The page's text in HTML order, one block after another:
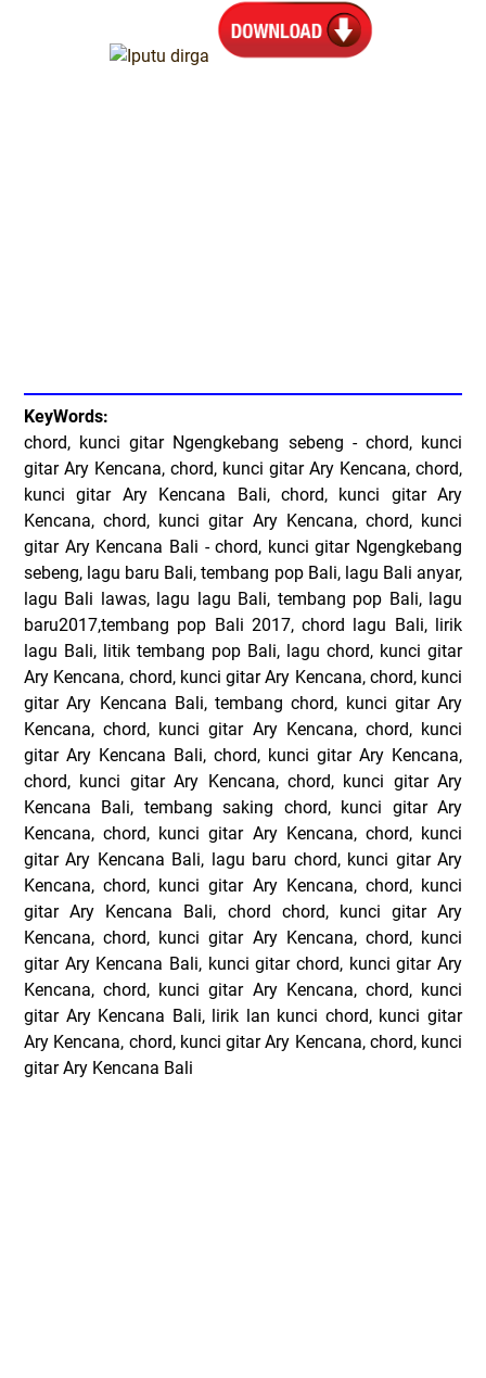
KeyWords:
chord, kunci gitar Ngengkebang sebeng - chord, kunci
gitar Ary Kencana, chord, kunci gitar Ary Kencana, chord,
kunci gitar Ary Kencana Bali, chord, kunci gitar Ary
Kencana, chord, kunci gitar Ary Kencana, chord, kunci
gitar Ary Kencana Bali - chord, kunci gitar Ngengkebang
sebeng, lagu baru Bali, tembang pop Bali, lagu Bali anyar,
lagu Bali lawas, lagu lagu Bali, tembang pop Bali, lagu
baru2017,tembang pop Bali 2017, chord lagu Bali, lirik
lagu Bali, litik tembang pop Bali, lagu chord, kunci gitar
Ary Kencana, chord, kunci gitar Ary Kencana, chord, kunci
gitar Ary Kencana Bali, tembang chord, kunci gitar Ary
Kencana, chord, kunci gitar Ary Kencana, chord, kunci
gitar Ary Kencana Bali, chord, kunci gitar Ary Kencana,
chord, kunci gitar Ary Kencana, chord, kunci gitar Ary
Kencana Bali, tembang saking chord, kunci gitar Ary
Kencana, chord, kunci gitar Ary Kencana, chord, kunci
gitar Ary Kencana Bali, lagu baru chord, kunci gitar Ary
Kencana, chord, kunci gitar Ary Kencana, chord, kunci
gitar Ary Kencana Bali, chord chord, kunci gitar Ary
Kencana, chord, kunci gitar Ary Kencana, chord, kunci
gitar Ary Kencana Bali, kunci gitar chord, kunci gitar Ary
Kencana, chord, kunci gitar Ary Kencana, chord, kunci
gitar Ary Kencana Bali, lirik lan kunci chord, kunci gitar
Ary Kencana, chord, kunci gitar Ary Kencana, chord, kunci
gitar Ary Kencana Bali